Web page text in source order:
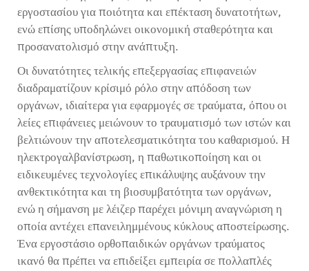
εργοστασίου για ποιότητα και επέκταση δυνατοτήτων,
ενώ επίσης υποδηλώνει οικονομική σταθερότητα και
προσανατολισμό στην ανάπτυξη.
Οι δυνατότητες τελικής επεξεργασίας επιφανειών
διαδραματίζουν κρίσιμό ρόλο στην απόδοση των
οργάνων, ιδιαίτερα για εφαρμογές σε τραύματα, όπου οι
λείες επιφάνειες μειώνουν το τραυματισμό των ιστών και
βελτιώνουν την αποτελεσματικότητα του καθαρισμού. Η
ηλεκτρογαλβανίστρωση, η παθωτικοποίηση και οι
ειδικευμένες τεχνολογίες επικάλυψης αυξάνουν την
ανθεκτικότητα και τη βιοσυμβατότητα των οργάνων,
ενώ η σήμανση με λέιζερ παρέχει μόνιμη αναγνώριση η
οποία αντέχει επανειλημμένους κύκλους αποστείρωσης.
Ένα εργοστάσιο ορθοπαιδικών οργάνων τραύματος
ικανό θα πρέπει να επιδείξει εμπειρία σε πολλαπλές